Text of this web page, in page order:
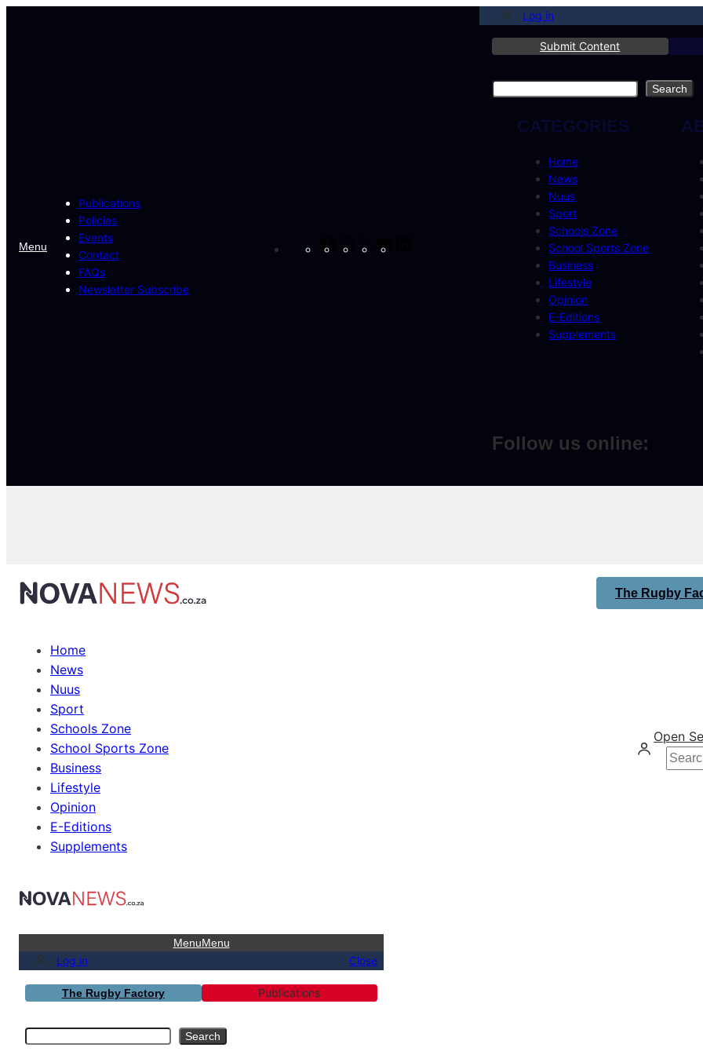
Menu
Publications
Policies
Events
Contact
FAQs
Newsletter Subscribe
Log in
Submit Content
Search Search
CATEGORIES
Home
News
Nuus
Sport
Schools Zone
School Sports Zone
Business
Lifestyle
Opinion
E-Editions
Supplements
Follow us online:
The Rugby
Home
News
Nuus
Sport
Schools Zone
School Sports Zone
Business
Lifestyle
Opinion
E-Editions
Supplements
Open
MenuMenu
Log in Close
The Rugby Factory Publications
Search